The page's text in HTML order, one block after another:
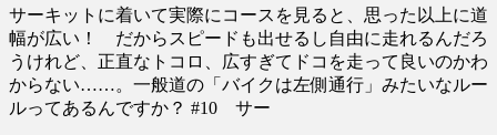
サーキットに着いて実際にコースを見ると、思った以上に道
幅が広い！ だからスピードも出せるし自由に走れるんだろ
うけれど、正直なトコロ、広すぎてドコを走って良いのかわ
からない……。一般道の「バイクは左側通行」みたいなルー
ルってあるんですか？ #10 サー